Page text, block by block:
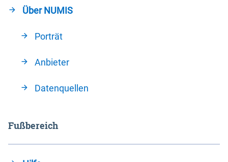
Über NUMIS
Porträt
Anbieter
Datenquellen
Fußbereich